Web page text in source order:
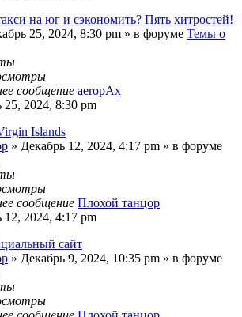
на юг и сэкономить? Пять хитростей!
25, 2024, 8:30 pm » в форуме Темы о
сообщение aeropAx
25, 2024, 8:30 pm
Islands
» Декабрь 12, 2024, 4:17 pm » в форуме
сообщение Плохой танцор
12, 2024, 4:17 pm
сайт
» Декабрь 9, 2024, 10:35 pm » в форуме